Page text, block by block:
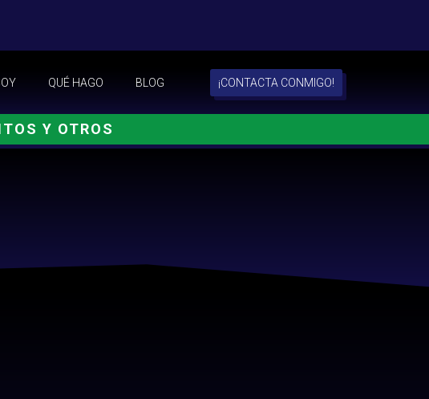
QUÉ HAGO BLOG ¡CONTACTA CONMIGO!
Y OTROS